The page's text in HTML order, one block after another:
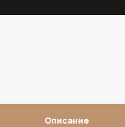
Описание